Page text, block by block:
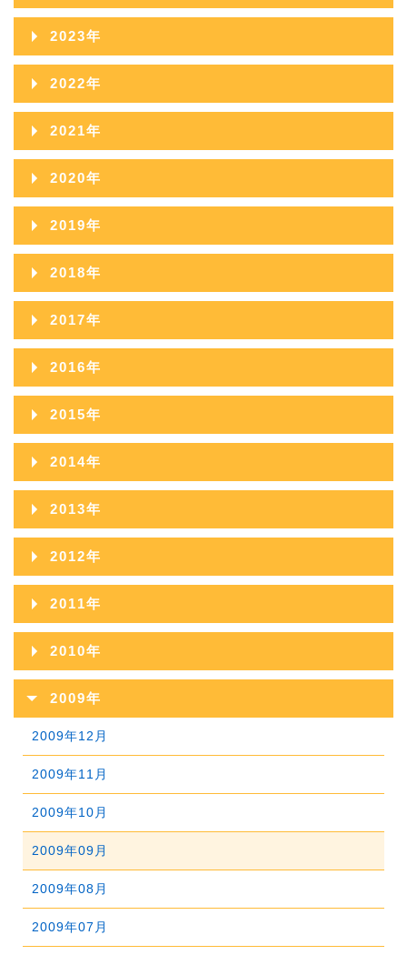
2026年06月
2026年05月
2026年04月
2026年03月
2026年02月
2026年01月
2025年11月
2025年10月
2025年09月
2025年08月
2025年07月
2025年06月
2025年05月
2025年03月
2025年02月
2025年01月
2024年12月
2024年11月
2024年10月
2024年09月
2024年08月
2024年07月
2024年06月
2024年05月
2024年03月
2024年02月
2024年01月
2023年
2023年12月
2023年11月
2023年10月
2023年09月
2023年08月
2023年07月
2023年06月
2023年05月
2023年03月
2023年02月
2023年01月
2022年
2022年12月
2022年11月
2022年10月
2022年09月
2022年08月
2022年07月
2022年06月
2022年05月
2022年03月
2022年02月
2022年01月
2021年
2021年12月
2021年11月
2021年10月
2021年09月
2021年08月
2021年07月
2021年06月
2021年05月
2021年03月
2021年02月
2021年01月
2020年
2020年12月
2020年11月
2020年10月
2020年09月
2020年08月
2020年07月
2020年06月
2020年05月
2020年03月
2020年02月
2020年01月
2019年
2019年12月
2019年11月
2019年10月
2019年09月
2019年08月
2019年07月
2019年06月
2019年05月
2019年03月
2019年02月
2019年01月
2018年
2018年12月
2018年11月
2018年10月
2018年09月
2018年08月
2018年07月
2018年06月
2018年05月
2018年03月
2018年02月
2018年01月
2017年
2017年12月
2017年11月
2017年10月
2017年09月
2017年08月
2017年07月
2017年06月
2017年05月
2017年03月
2017年02月
2017年01月
2016年
2016年12月
2016年11月
2016年10月
2016年09月
2016年08月
2016年07月
2016年06月
2016年05月
2015年
2015年12月
2015年11月
2015年10月
2015年09月
2015年08月
2015年07月
2015年06月
2015年05月
2015年04月
2015年03月
2015年02月
2015年01月
2014年
2014年12月
2014年11月
2014年10月
2014年09月
2014年08月
2014年07月
2014年06月
2014年05月
2014年04月
2014年03月
2014年02月
2014年01月
2013年
2013年12月
2013年11月
2013年10月
2013年09月
2013年08月
2013年07月
2013年06月
2013年05月
2013年04月
2013年03月
2013年02月
2012年
2012年12月
2012年11月
2012年10月
2012年09月
2012年08月
2012年07月
2012年06月
2012年05月
2012年04月
2012年03月
2011年
2011年12月
2011年11月
2011年10月
2011年09月
2011年08月
2011年07月
2011年06月
2011年05月
2011年04月
2010年
2010年12月
2009年
2009年12月
2009年11月
2009年10月
2009年09月
2009年08月
2009年07月